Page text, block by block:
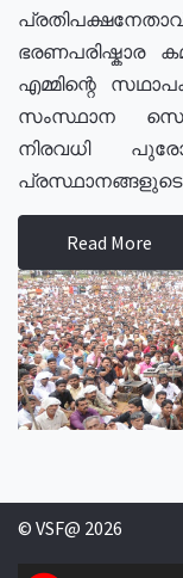
എമ്മിന്റെ
സംസ്ഥാന
നിരവധി
Read More
© VSF@ 2026